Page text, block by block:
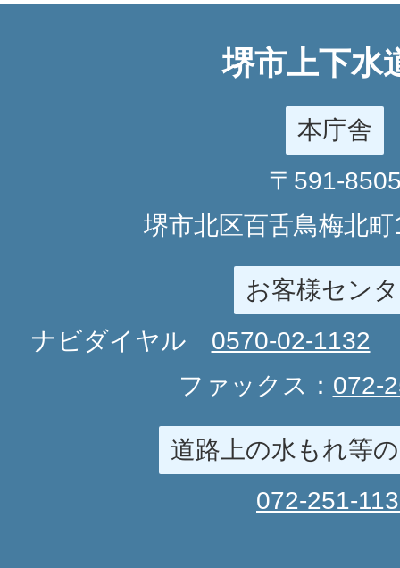
堺市上下水
本庁舎
〒591-
堺市北区百舌鳥梅北
お客様セン
ナビダイヤル 0570-02-1132
ファックス： 072-
道路上の水もれ等
072-251-